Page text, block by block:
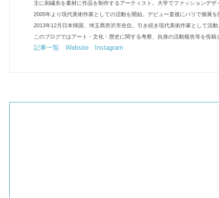
主に刺繍糸を素材に作品を制作するアーティスト。大学でファッションデ
2005年より現代美術作家としての活動を開始。デビュー直後にパリで個展
2013年12月日本帰国、埼玉県所沢市在住。引き続き現代美術作家として活
このブログではアート・文化・歴史に関する考察、自身の活動報告等を投稿
記事一覧 Website Instagram